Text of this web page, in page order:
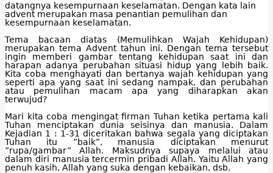
datangnya kesempurnaan keselamatan. Dengan kata lain
advent merupakan masa penantian pemulihan dan
kesempurnaan keselamatan.
Tema bacaan diatas (Memulihkan Wajah Kehidupan)
merupakan tema Advent tahun ini. Dengan tema tersebut
ingin memberi gambar tentang kehidupan saat ini dan
harapan adanya perubahan situasi hidup yang lebih baik.
Kita coba menghayati dan bertanya wajah kehidupan yang
seperti apa yang saat ini sedang nampak, dan perubahan
atau pemulihan macam apa yang diharapkan akan
terwujud?
Mari kita coba mengingat firman Tuhan ketika pertama kali
Tuhan menciptakan dunia seisinya dan manusia. Dalam
Kejadian 1 : 1-31 diceritakan bahwa segala yang diciptakan
Tuhan itu ”baik”, manusia diciptakan menurut
”rupa/gambar” Allah. Maksudnya supaya melalui atau
dalam diri manusia tercermin pribadi Allah. Yaitu Allah yang
penuh kasih, Allah yang suka dengan kebaikan, dsb.